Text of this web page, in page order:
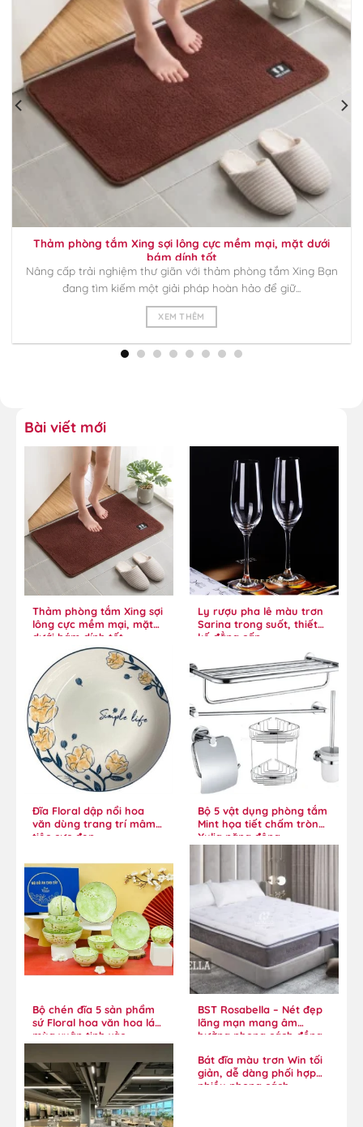
Thảm phòng tắm Xing sợi lông cực mềm mại, mặt dưới
bám dính tốt
Nâng cấp trải nghiệm thư giãn với thảm phòng tắm Xing Bạn
đang tìm kiếm một giải pháp hoàn hảo để giữ...
XEM THÊM
Bài viết mới
Thảm phòng tắm Xing sợi
lông cực mềm mại, mặt
dưới bám dính tốt
Ly rượu pha lê màu trơn
Sarina trong suốt, thiết
kế đẳng cấp
Đĩa Floral dập nổi hoa
văn dùng trang trí mâm
tiệc cực đẹp
Bộ 5 vật dụng phòng tắm
Mint họa tiết chấm tròn
Xylia năng động
Bộ chén đĩa 5 sản phẩm
sứ Floral hoa văn hoa lá
mùa xuân tinh xảo
BST Rosabella – Nét đẹp
lãng mạn mang âm
hưởng phong cách đồng
Bát đĩa màu trơn Win tối
giản, dễ dàng phối hợp
nhiều phong cách